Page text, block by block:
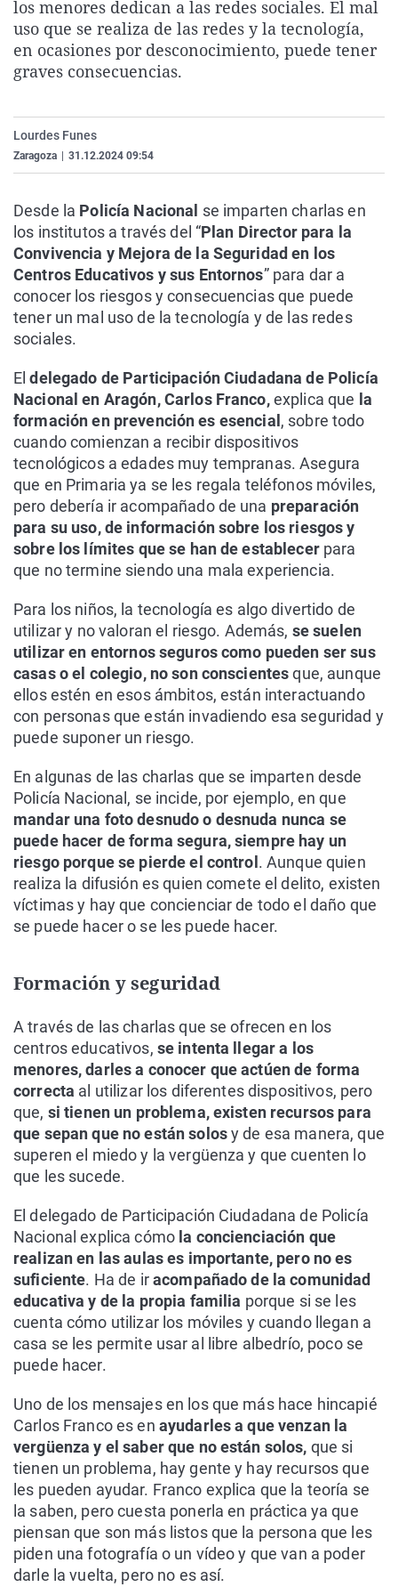
La rosa de los vientos
Gente viajera
Caso
Retornados
Extremadura
Galicia
Virales
Televisión
los menores dedican a las redes sociales. El mal
uso que se realiza de las redes y la tecnología,
en ocasiones por desconocimiento, puede tener
graves consecuencias.
Lourdes Funes
Zaragoza 31.12.2024 09:54
Desde la Policía Nacional se imparten charlas en
los institutos a través del “Plan Director para la
Convivencia y Mejora de la Seguridad en los
Centros Educativos y sus Entornos” para dar a
conocer los riesgos y consecuencias que puede
tener un mal uso de la tecnología y de las redes
sociales.
Eldelegado de Participación Ciudadana de Policía
Nacional en Aragón, Carlos Franco,explica que la
formación en prevención es esencial , sobre todo
cuando comienzan a recibir dispositivos
tecnológicos a edades muy tempranas. Asegura
que en Primaria ya se les regala teléfonos móviles,
pero debería ir acompañado de una preparación
para su uso, de información sobre los riesgos y
sobre los límites que se han de establecerpara
que no termine siendo una mala experiencia.
Para los niños, la tecnología es algo divertido de
utilizar y no valoran el riesgo. Además, se suelen
utilizar en entornos seguros como pueden ser sus
casas o el colegio, no son conscientesque, aunque
ellos estén en esos ámbitos, están interactuando
con personas que están invadiendo esa seguridad y
puede suponer un riesgo.
En algunas de las charlas que se imparten desde
Policía Nacional, se incide, por ejemplo, en que
mandar una foto desnudo o desnuda nunca se
puede hacer de forma segura, siempre hay un
riesgo porque se pierde el control . Aunque quien
realiza la difusión es quien comete el delito, existen
víctimas y hay que concienciar de todo el daño que
se puede hacer o se les puede hacer.
Formación y seguridad
A través de las charlas que se ofrecen en los
centros educativos, se intenta llegar a los
menores, darles a conocer que actúen de forma
correcta al utilizar los diferentes dispositivos, pero
que, si tienen un problema, existen recursos para
que sepan que no están solosy de esa manera, que
superen el miedo y la vergüenza y que cuenten lo
que les sucede.
El delegado de Participación Ciudadana de Policía
Nacional explica cómo la concienciación que
realizan en las aulas es importante, pero no es
suficiente. Ha de iracompañado de la comunidad
educativa y de la propia familia porque si se les
cuenta cómo utilizar los móviles y cuando llegan a
casa se les permite usar al libre albedrío, poco se
puede hacer.
Uno de los mensajes en los que más hace hincapié
Carlos Franco es en ayudarles a que venzan la
vergüenza y el saber que no están solos, que si
tienen un problema, hay gente y hay recursos que
les pueden ayudar. Franco explica que la teoría se
la saben, pero cuesta ponerla en práctica ya que
piensan que son más listos que la persona que les
piden una fotografía o un vídeo y que van a poder
darle la vuelta, pero no es así.